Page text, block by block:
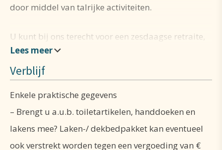
door middel van talrijke activiteiten.
U kunt bij ons terecht voor een zesdaagse retraite,
een weekend in stilte of voor een stille dag.
Deze retraites, weekenden en stille dagen worden
gegeven vanuit een katholieke overtuiging, maar
zijn open voor een ieder die dit gedachtengoed wil
leren kennen of zijn geloof wil verdiepen.
Verblijf
Enkele praktische gegevens
– Brengt u a.u.b. toiletartikelen, handdoeken en
lakens mee? Laken-/ dekbedpakket kan eventueel
ook verstrekt worden tegen een vergoeding van €